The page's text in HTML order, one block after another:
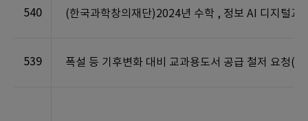
540 (한국과학창의재단)2024년 수학 , 정보 AI 디지털교
539 폭설 등 기후변화 대비 교과용도서 공급 철저 요청(